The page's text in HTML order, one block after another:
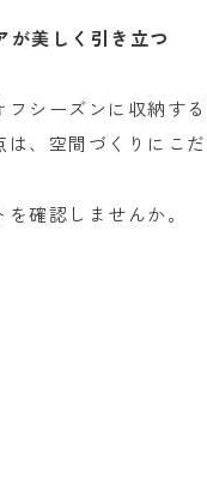
が美しく引き立つ
シーズンに収納す
、空間づくりにこだ
確認しませんか。